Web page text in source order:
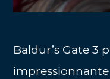
Baldur’s Gate 3